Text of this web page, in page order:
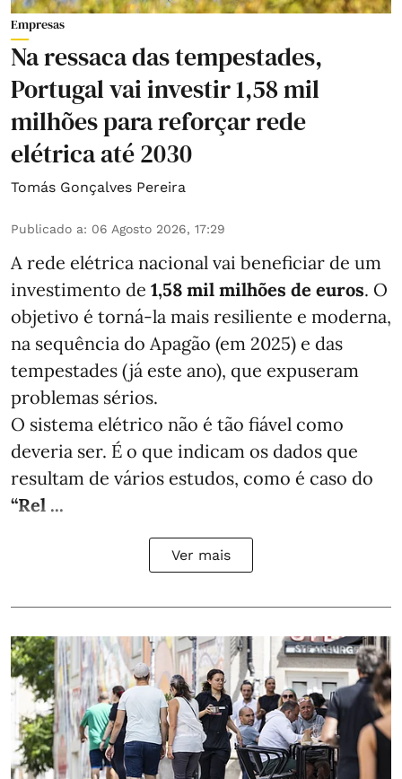
Empresas
Na ressaca das tempestades,
Portugal vai investir 1,58 mil
milhões para reforçar rede
elétrica até 2030
Tomás Gonçalves Pereira
Publicado a: 06 Agosto 2026, 17:29
A rede elétrica nacional vai beneficiar de um
investimento de 1,58 mil milhões de euros. O
objetivo é torná-la mais resiliente e moderna,
na sequência do Apagão (em 2025) e das
tempestades (já este ano), que expuseram
problemas sérios.
O sistema elétrico não é tão fiável como
deveria ser. É o que indicam os dados que
resultam de vários estudos, como é caso do
“Rel ...
Ver mais